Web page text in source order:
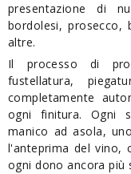
presentazione di
bordolesi, prosecco,
altre.
Il processo di
fustellatura,
completamente
ogni finitura. Ogni
manico ad asola,
l'anteprima del vino,
ogni dono ancora più